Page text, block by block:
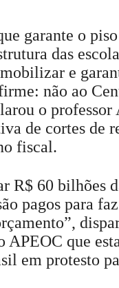
garante o
das
e
não ao
o
de cortes de
fiscal.
R$ 60 bilhões
pagos para
APEOC que
em protesto